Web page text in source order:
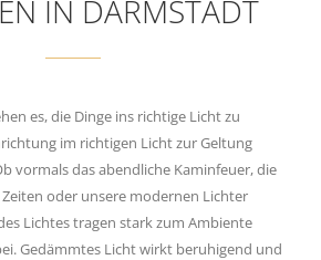
IN DARMSTADT
es, die Dinge ins richtige Licht zu
im richtigen Licht zur Geltung
vormals das abendliche Kaminfeuer, die
oder unsere modernen Lichter
Lichtes tragen stark zum Ambiente
Gedämmtes Licht wirkt beruhigend und